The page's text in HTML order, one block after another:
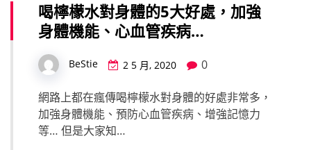
喝檸檬水對身體的5大好處，加強
身體機能、心血管疾病…
BeStie 2 5 月, 2020 0
網路上都在瘋傳喝檸檬水對身體的好處非常多，
加強身體機能、預防心血管疾病、增強記憶力
等… 但是大家知…